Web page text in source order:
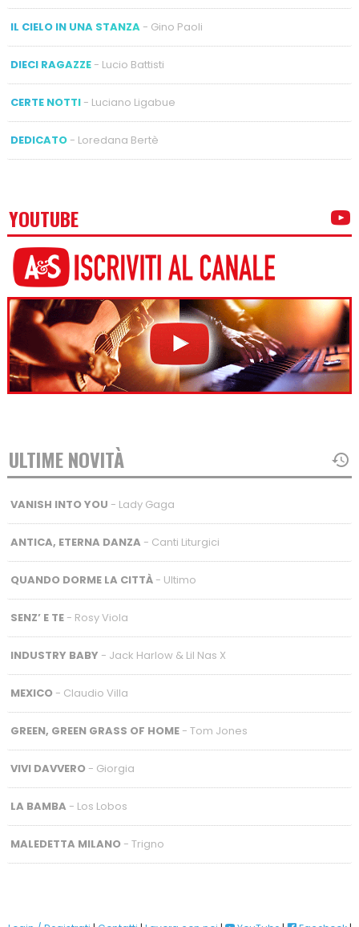
IL CIELO IN UNA STANZA- Gino Paoli
DIECI RAGAZZE- Lucio Battisti
CERTE NOTTI- Luciano Ligabue
DEDICATO- Loredana Bertè
YOUTUBE
ULTIME NOVITÀ
VANISH INTO YOU - Lady Gaga
ANTICA, ETERNA DANZA - Canti Liturgici
QUANDO DORME LA CITTÀ- Ultimo
SENZ’ E TE- Rosy Viola
INDUSTRY BABY - Jack Harlow & Lil Nas X
MEXICO- Claudio Villa
GREEN, GREEN GRASS OF HOME- Tom Jones
VIVI DAVVERO- Giorgia
LA BAMBA - Los Lobos
MALEDETTA MILANO- Trigno